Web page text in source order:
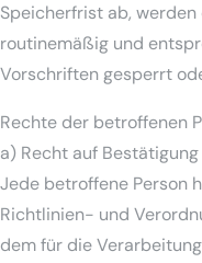
Speicherfrist ab,
routinemäßig und
Vorschriften gesperrt
Rechte der betroffenen
a) Recht auf Bestätigung
Jede betroffene Person
Richtlinien- und
dem für die